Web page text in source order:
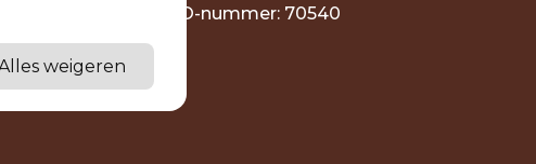
NOBCO-nummer: 70540
weigeren